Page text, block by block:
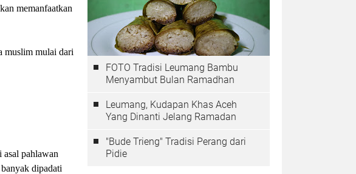
memanfaatkan
muslim mulai dari
asal pahlawan
banyak dipadati
FOTO Tradisi Leumang Bambu
Menyambut Bulan Ramadhan
Leumang, Kudapan Khas Aceh
Yang Dinanti Jelang Ramadan
"Bude Trieng" Tradisi Perang dari
Pidie